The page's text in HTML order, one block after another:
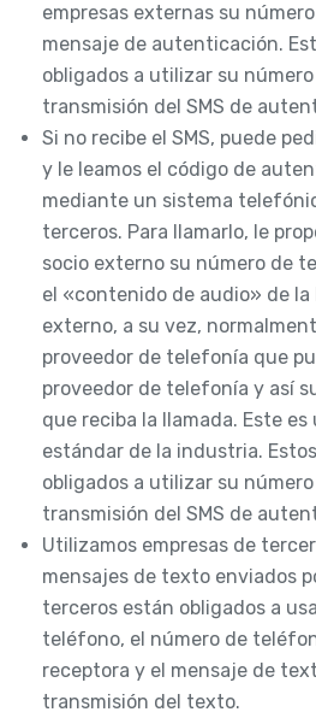
empresas externas su
mensaje de autenticación.
obligados a utilizar su
transmisión del SMS de
Si no recibe el SMS, puede
y le leamos el código de
mediante un sistema
terceros. Para llamarlo, le
socio externo su número de
el «contenido de audio» de la
externo, a su vez,
proveedor de telefonía que
proveedor de telefonía y así
que reciba la llamada. Este
estándar de la industria.
obligados a utilizar su
transmisión del SMS de
Utilizamos empresas de
mensajes de texto enviados
terceros están obligados a
teléfono, el número de
receptora y el mensaje de
transmisión del texto.